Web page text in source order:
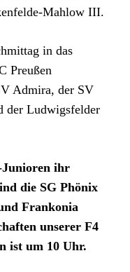
Mahlow III.
in das
Preußen
Admira, der SV
der Ludwigsfelder
Junioren ihr
die SG Phönix
Frankonia
unserer F4
ist um 10 Uhr.